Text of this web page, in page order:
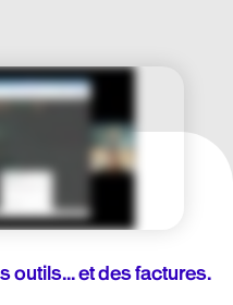
outils… et des factures.